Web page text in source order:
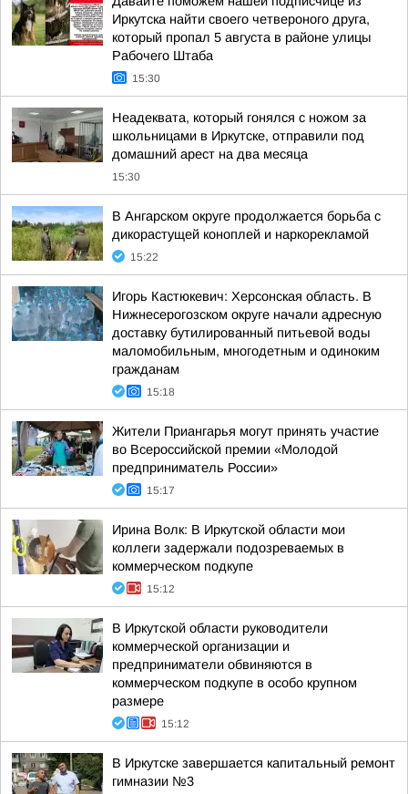
Иркутска найти своего четвероного друга,
который пропал 5 августа в районе улицы
Рабочего Штаба
15:30
Неадеквата, который гонялся с ножом за
школьницами в Иркутске, отправили под
домашний арест на два месяца
15:30
В Ангарском округе продолжается борьба с
дикорастущей коноплей и наркорекламой
15:22
Игорь Кастюкевич: Херсонская область. В
Нижнесерогозском округе начали адресную
доставку бутилированный питьевой воды
маломобильным, многодетным и одиноким
гражданам
15:18
Жители Приангарья могут принять участие
во Всероссийской премии «Молодой
предприниматель России»
15:17
Ирина Волк: В Иркутской области мои
коллеги задержали подозреваемых в
коммерческом подкупе
15:12
В Иркутской области руководители
коммерческой организации и
предприниматели обвиняются в
коммерческом подкупе в особо крупном
размере
15:12
В Иркутске завершается капитальный ремонт
гимназии №3